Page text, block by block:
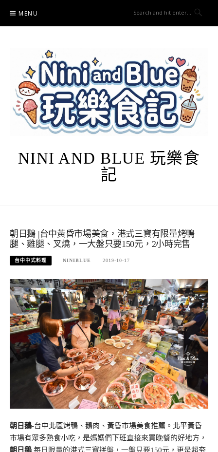
content
MENU
NINI AND BLUE 玩樂食
記
朝日鵝 |台中黃昏市場美食，港式三寶有限量烤鴨
腿、雞腿、叉燒，一大盤只要150元，2小時完售
台中中式料理 NINIBLUE 2019-10-17
朝日鵝-台中北區烤鴨、鵝肉、黃昏市場美食推薦。北平黃昏
市場有眾多熟食小吃，是媽媽們下班直接來買晚餐的好地方，
朝日鵝 每日限量的港式三寶拼盤，一盤只要150元，更是超夯